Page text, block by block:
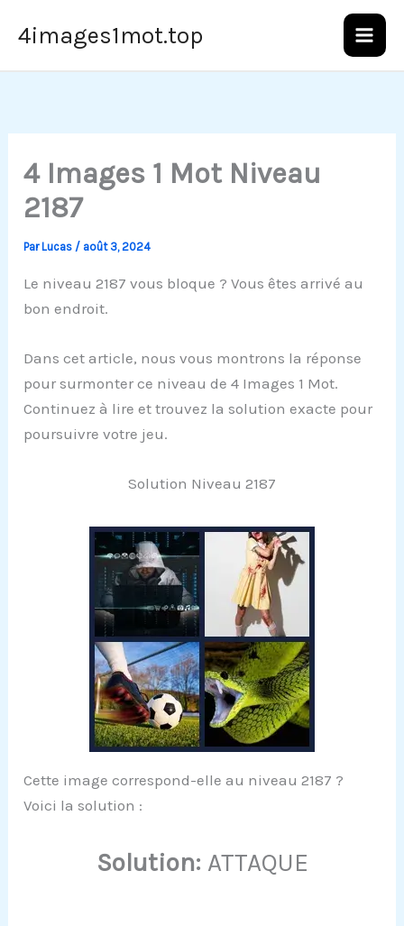
4images1mot.top
4 Images 1 Mot Niveau
2187
ParLucas / août 3, 2024
Le niveau 2187 vous bloque ? Vous êtes arrivé au
bon endroit.
Dans cet article, nous vous montrons la réponse
pour surmonter ce niveau de 4 Images 1 Mot.
Continuez à lire et trouvez la solution exacte pour
poursuivre votre jeu.
Solution Niveau 2187
Cette image correspond-elle au niveau 2187 ?
Voici la solution :
Solution: ATTAQUE